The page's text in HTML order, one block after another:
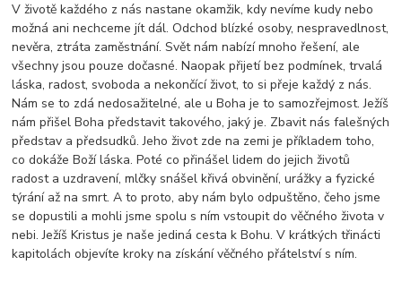
V životě každého z nás nastane okamžik, kdy nevíme kudy nebo
možná ani nechceme jít dál. Odchod blízké osoby, nespravedlnost,
nevěra, ztráta zaměstnání. Svět nám nabízí mnoho řešení, ale
všechny jsou pouze dočasné. Naopak přijetí bez podmínek, trvalá
láska, radost, svoboda a nekončící život, to si přeje každý z nás.
Nám se to zdá nedosažitelné, ale u Boha je to samozřejmost. Ježíš
nám přišel Boha představit takového, jaký je. Zbavit nás falešných
představ a předsudků. Jeho život zde na zemi je příkladem toho,
co dokáže Boží láska. Poté co přinášel lidem do jejich životů
radost a uzdravení, mlčky snášel křivá obvinění, urážky a fyzické
týrání až na smrt. A to proto, aby nám bylo odpuštěno, čeho jsme
se dopustili a mohli jsme spolu s ním vstoupit do věčného života v
nebi. Ježíš Kristus je naše jediná cesta k Bohu. V krátkých třinácti
kapitolách objevíte kroky na získání věčného přátelství s ním.